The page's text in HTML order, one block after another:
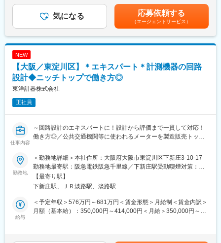
■会社の特長、魅力：
◇大日電子は人工衛星『まいど1号』の開発プロジェクトリーダー
として取りまとめと衛星の重要な装置を開発製作しました。各大
学や研究機関と連携を組んで大日電子の未来創りに邁進していま
一般企業まで、商社を通さず直接販売しており保安無線システ
ム、電鉄会社の列車無線システムなど、多くの導入事例がありま
〇航空機関連製品（フライトデータレコーダー）のデジタル回路
設計（Altium Designer、FPGA、各種測定器）
〇船舶用無線機器の高周波回路設計（CR8000、オシロスコー
プ、スペクトラムアナライザー）
〇道路情報板及びトンネル防災設備の回路設計（回路
【変更の範囲：会社の定める業務】
■案件確定までの流れ：
（1）技術業界に精通しているコーディネーターと電話面談を実施
し、これまでのご経験や希望をしっかりヒアリングいたします
（3）お客様との顔合わせにて案件の詳細を確認いただきます
（4）エンジニアの方が希望する案件へ配属となります
す。
※ご経験に見合わない案件へ配属しないことを徹底しておりますの
でご安心ください
（1）パナソニック社を始め、大手企業の案件多数
当社はパナソニック社出資により設立された企業がルーツとなり
ンパニーの案件を多数抱えている為、エンジニアとして多様な経
2か月分■モデル年収：年収500万円／25歳年収560万円／30歳年
収700万円／40歳賃金はあくまでも目安の金額であり、選考を通
じて上下する可能性があります。月給(月額)は固定手当を含めた表
記です。
気になる 応募依頼する
（エージェントサービス）
NEW
【大阪／東淀川区】＊エキスパート＊計測機器の回路
設計◆ニッチトップで働き方◎
東洋計器株式会社
正社員
仕事内容
～回路設計のエキスパートに！設計から評価まで一貫して対応！
働き方◎／公共交通機関等に使われるメーターを製造販売トップ
■業務概要
重電／船舶／車両などに使われる電気計測機器／変換器／制御機
器の設計業務をご担当いただきます。
■業務詳細
主業務として、標準品の改良設計を行っていただきます。顧客か
勤務地
＜勤務地詳細＞本社住所：大阪府大阪市東淀川区下新庄3-10-17
勤務地最寄駅：阪急電鉄阪急千里線／下新庄駅受動喫煙対策：敷
地内全面禁煙
【最寄り駅】
下新庄駅、ＪＲ淡路駅、淡路駅
給与
＜予定年収＞576万円～681万円＜賃金形態＞月給制＜賃金内訳＞
月額（基本給）：350,000円～414,000円＜月給＞350,000円～